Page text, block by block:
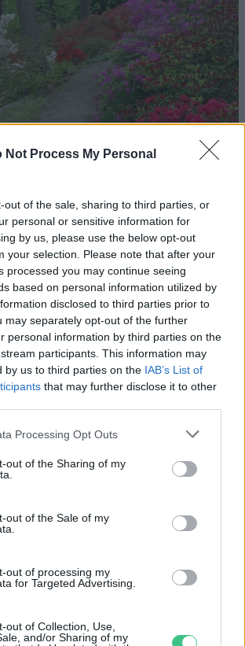
Not Process My Personal
out of the sale, sharing to third parties, or
personal or sensitive information for
by us, please use the below opt-out
your selection. Please note that after your
processed you may continue seeing
based on personal information utilized by
disclosed to third parties prior to
may separately opt-out of the further
personal information by third parties on the
participants. This information may
by us to third parties on the IAB’s List of
that may further disclose it to other
Processing Opt Outs
out of the Sharing of my
out of the Sale of my
out of processing my
for Targeted Advertising.
out of Collection, Use,
and/or Sharing of my
gyönyörű növényekkel, így arborétumokkal
érdemes minél többet felkeresni.
programokkal várja a
a közönséget a 160 éves
Állatkert
BOLYGÓNK
lelőhelyek!